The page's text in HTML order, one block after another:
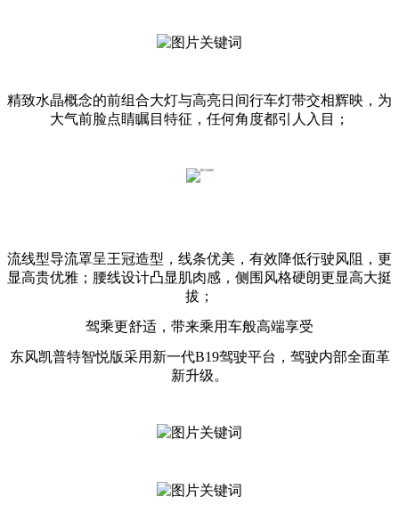
精致水晶概念的前组合大灯与高亮日间行车灯带交相辉映，为
大气前脸点睛瞩目特征，任何角度都引人入目；
流线型导流罩呈王冠造型，线条优美，有效降低行驶风阻，更
显高贵优雅；腰线设计凸显肌肉感，侧围风格硬朗更显高大挺
拔；
驾乘更舒适，带来乘用车般高端享受
东风凯普特智悦版采用新一代B19驾驶平台，驾驶内部全面革
新升级。